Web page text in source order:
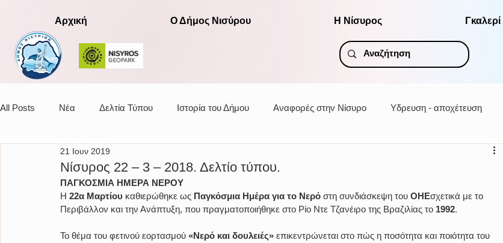
Αρχική Ο Δήμος Νισύρου Η Νίσυρος Γκαλερί
All Posts Νέα Δελτία Τύπου Ιστορία του Δήμου Αναφορές στην Νίσυρο Υδρευση - αποχέτευση
Αποφάσεις οικονομικής επιτροπής
Νίσυρος 22 – 3 – 2018. Δελτίο τύπου.
21 Ιουν 2019
ΠΑΓΚΟΣΜΙΑ ΗΜΕΡΑ ΝΕΡΟΥ
Η 22α Μαρτίου καθιερώθηκε ως Παγκόσμια Ημέρα για το Νερό στη συνδιάσκεψη του ΟΗΕσχετικά με το
Περιβάλλον και την Ανάπτυξη, που πραγματοποιήθηκε στο Ρίο Ντε Τζανέιρο της Βραζιλίας το 1992.
Το θέμα του φετινού εορτασμού «Νερό και δουλειές» επικεντρώνεται στο πώς η ποσότητα και ποιότητα του